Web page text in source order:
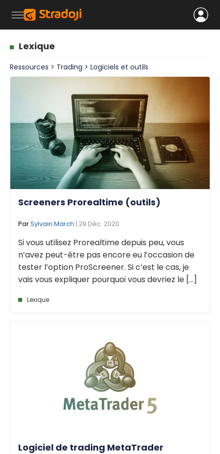
Lexique
Ressources > Trading > Logiciels et outils
Screeners Prorealtime (outils)
ParSylvain March | 29 Déc. 2020
Si vous utilisez Prorealtime depuis peu, vous
n’avez peut-être pas encore eu l’occasion de
tester l’option ProScreener. Si c’est le cas, je
vais vous expliquer pourquoi vous devriez le [...]
Lexique
Logiciel de trading MetaTrader